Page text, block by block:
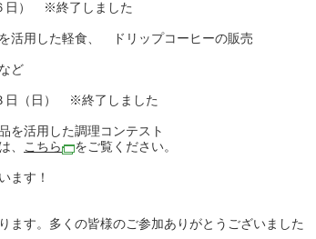
日） ※終了しました
活用した軽食、 ドリップコーヒーの販売
ど
日（日） ※終了しました
を活用した調理コンテスト
こちら をご覧ください。
ます！
ます。多くの皆様のご参加ありがとうございました